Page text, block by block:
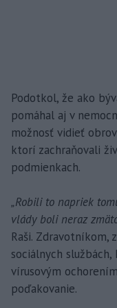
Podotkol, že ako
pomáhal aj v
možnosť vidieť
ktorí zachraňovali
podmienkach.
„Robili to napriek
vlády boli neraz
Raši. Zdravotníkom,
sociálnych
vírusovým
poďakovanie.